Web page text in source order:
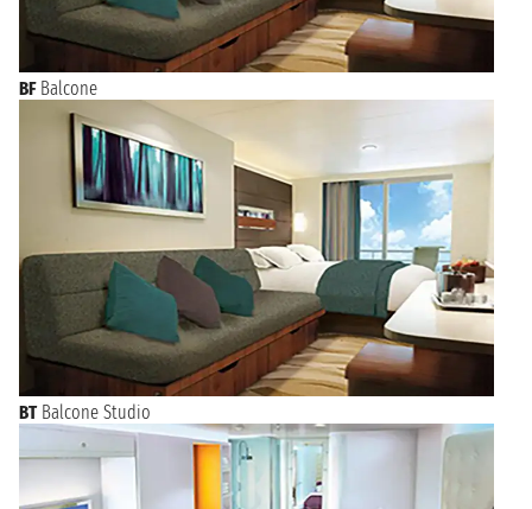
BF Balcone
BT Balcone Studio